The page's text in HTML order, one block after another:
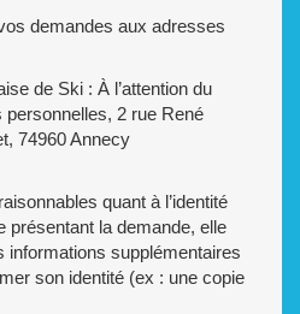
demandes aux adresses
de Ski : À l’attention du
personnelles, 2 rue René
74960 Annecy
quant à l’identité
présentant la demande, elle
informations supplémentaires
son identité (ex : une copie